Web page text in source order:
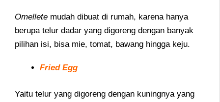
Omellete mudah dibuat di rumah, karena hanya
berupa telur dadar yang digoreng dengan banyak
pilihan isi, bisa mie, tomat, bawang hingga keju.
Fried Egg
Yaitu telur yang digoreng dengan kuningnya yang